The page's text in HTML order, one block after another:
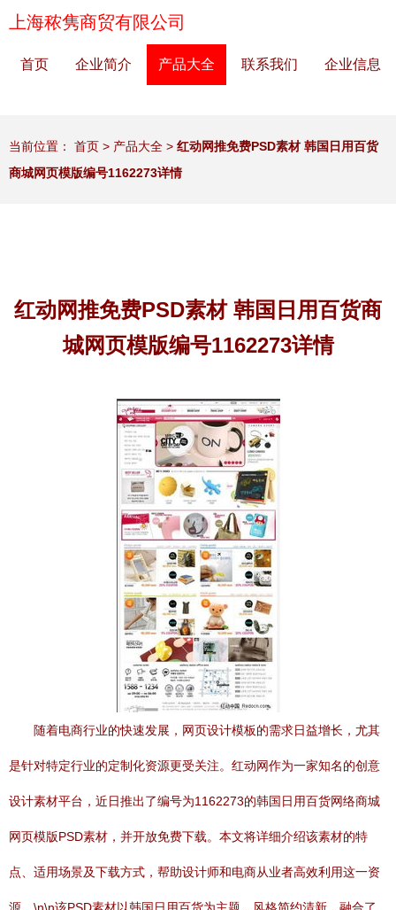
上海秾隽商贸有限公司
首页 企业简介 产品大全 联系我们 企业信息
当前位置： 首页 > 产品大全 > 红动网推免费PSD素材 韩国日用百货
商城网页模版编号1162273详情
红动网推免费PSD素材 韩国日用百货商
城网页模版编号1162273详情
随着电商行业的快速发展，网页设计模板的需求日益增长，尤其
是针对特定行业的定制化资源更受关注。红动网作为一家知名的创意
设计素材平台，近日推出了编号为1162273的韩国日用百货网络商城
网页模版PSD素材，并开放免费下载。本文将详细介绍该素材的特
点、适用场景及下载方式，帮助设计师和电商从业者高效利用这一资